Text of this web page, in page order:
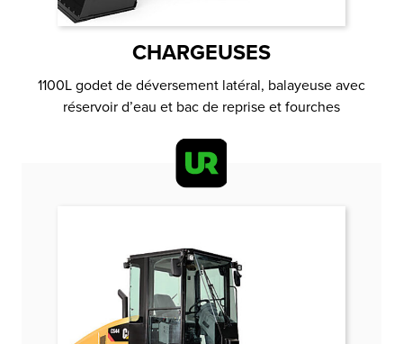
CHARGEUSES
1100L godet de déversement latéral, balayeuse avec
réservoir d’eau et bac de reprise et fourches